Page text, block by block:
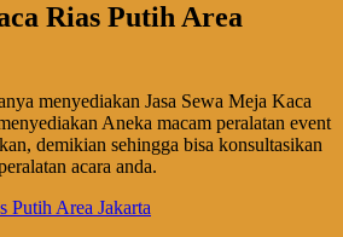
Rias Putih Area
menyediakan Jasa Sewa Meja Kaca
Aneka macam peralatan event
demikian sehingga bisa konsultasikan
acara anda.